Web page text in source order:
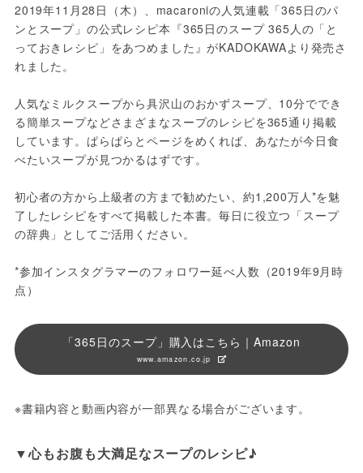
2019年11月28日（木）、macaroniの人気連載「365日のパ
ンとスープ」の公式レシピ本『365日のスープ 365人の「と
っておきレシピ」をあつめました』がKADOKAWAより発売さ
れました。
人気なミルクスープから具沢山のおかずスープ、10分ででき
る簡単スープなどさまざまなスープのレシピを365通り掲載
しています。ぱらぱらとページをめくれば、あなたが今日食
べたいスープが見つかるはずです。
初心者の方から上級者の方まで勧めたい、約1,200万人*を魅
了したレシピをすべて掲載した本書。毎日に役立つ「スープ
の辞典」としてご活用ください。
*参加インスタグラマーのフォロワー延べ人数（2019年9月時
点）
「365日のスープ」購入はこちら｜Amazon
www.amazon.co.jp
※書籍内容と動画内容が一部異なる場合がございます。
▼心もお腹も大満足なスープのレシピ♪